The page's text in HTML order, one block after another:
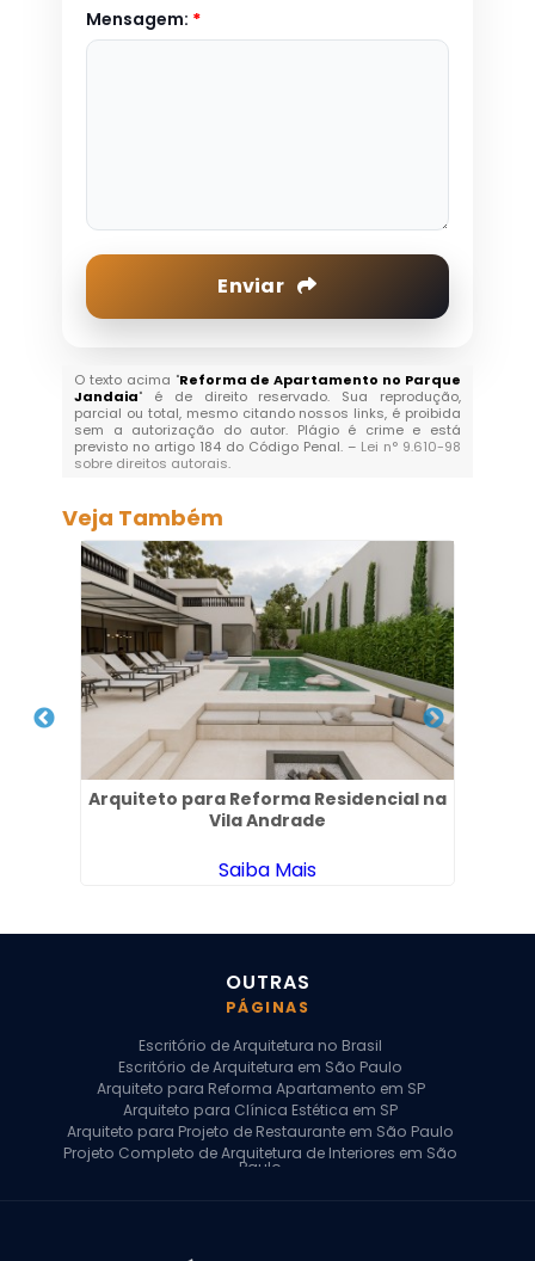
Mensagem: *
Enviar
O texto acima "Reforma de Apartamento no Parque
Jandaia" é de direito reservado. Sua reprodução,
parcial ou total, mesmo citando nossos links, é proibida
sem a autorização do autor. Plágio é crime e está
previsto no artigo 184 do Código Penal. – Lei n° 9.610-98
sobre direitos autorais.
Veja Também
Arquiteto para Reforma Residencial na
Vila Andrade
Saiba Mais
OUTRAS
PÁGINAS
Escritório de Arquitetura no Brasil
Escritório de Arquitetura em São Paulo
Arquiteto para Reforma Apartamento em SP
Arquiteto para Clínica Estética em SP
Arquiteto para Projeto de Restaurante em São Paulo
Projeto Completo de Arquitetura de Interiores em São
Paulo
Arquiteto para Projeto Comercial em São Paulo